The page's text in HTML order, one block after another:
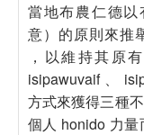
當地布農仁德以
意）的原則來推
，以維持其原
isipawuvaif 、
方式來獲得三種
個人 honido 力